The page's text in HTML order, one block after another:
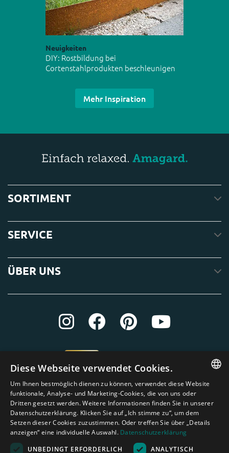
Neuigkeiten
DIY: Rostbildung bei
Cortenstahlprodukten beschleunigen
Mehr Inspiration
SORTIMENT
SERVICE
ÜBER UNS
ENGLISH
DUTCH
GERMAN
Diese Webseite verwendet Cookies.
Um Ihnen bestmöglich dienen zu können, verwendet diese Website
funktionale, Analyse- und Marketing-Cookies, die von uns oder
Dritten gesetzt werden. Weitere Informationen finden Sie in unserer
Datenschutzerklärung. Klicken Sie auf „Ich stimme zu“, um dem
Setzen dieser Cookies zuzustimmen. Oder treffen Sie über „Details
anzeigen“ eine individuelle Auswahl. Datenschutzerklärung
UNBEDINGT ERFORDERLICH
ANALYTISCH